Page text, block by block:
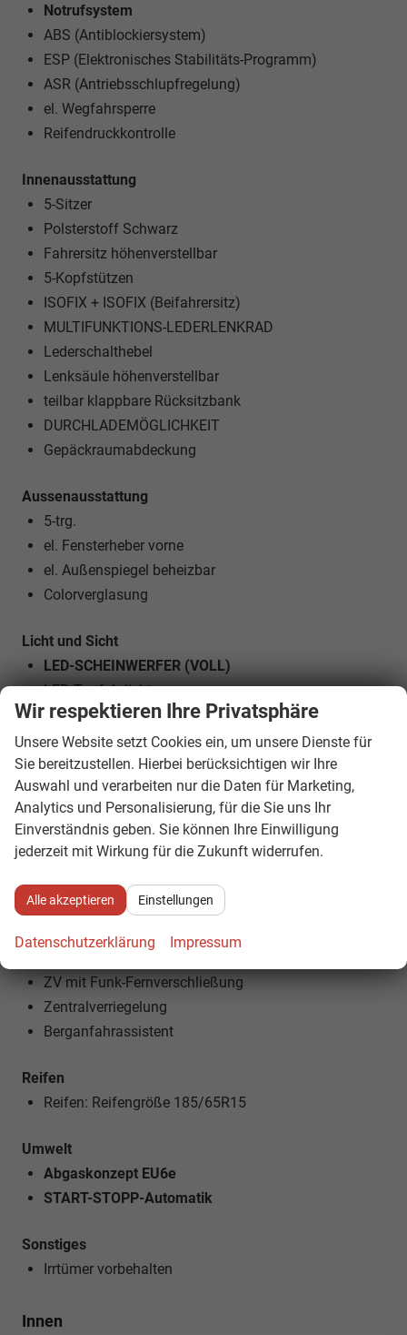
Notrufsystem
ABS (Antiblockiersystem)
ESP (Elektronisches Stabilitäts-Programm)
ASR (Antriebsschlupfregelung)
el. Wegfahrsperre
Reifendruckkontrolle
Innenausstattung
5-Sitzer
Polsterstoff Schwarz
Fahrersitz höhenverstellbar
5-Kopfstützen
ISOFIX + ISOFIX (Beifahrersitz)
MULTIFUNKTIONS-LEDERLENKRAD
Lederschalthebel
Lenksäule höhenverstellbar
teilbar klappbare Rücksitzbank
DURCHLADEMÖGLICHKEIT
Gepäckraumabdeckung
Aussenausstattung
5-trg.
el. Fensterheber vorne
el. Außenspiegel beheizbar
Colorverglasung
Licht und Sicht
LED-SCHEINWERFER (VOLL)
LED-Tagfahrlicht
LED-Heckleuchten
Lichtautomatik
Coming-Home-Funktion
Leaving-Home-Funktion
NEBELSCHEINWERFER
Technik
5-Gang-Schaltgetriebe
Bordcomputer
Außentemperaturanzeige
ZV mit Funk-Fernverschließung
Zentralverriegelung
Berganfahrassistent
Reifen
Reifen: Reifengröße 185/65R15
Umwelt
Abgaskonzept EU6e
START-STOPP-Automatik
Sonstiges
Irrtümer vorbehalten
Innen
Wir respektieren Ihre Privatsphäre
Unsere Website setzt Cookies ein, um unsere Dienste für
Sie bereitzustellen. Hierbei berücksichtigen wir Ihre
Auswahl und verarbeiten nur die Daten für Marketing,
Analytics und Personalisierung, für die Sie uns Ihr
Einverständnis geben. Sie können Ihre Einwilligung
jederzeit mit Wirkung für die Zukunft widerrufen.
Alle akzeptieren Einstellungen
Datenschutzerklärung Impressum